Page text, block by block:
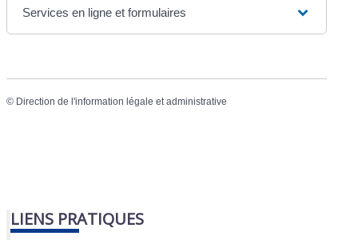
Services en ligne et formulaires
© Direction de l'information légale et administrative
LIENS PRATIQUES